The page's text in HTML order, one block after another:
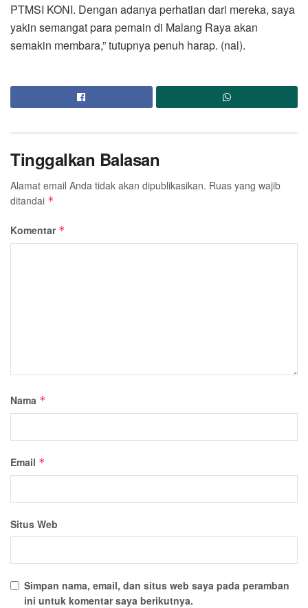
PTMSI KONI. Dengan adanya perhatian dari mereka, saya
yakin semangat para pemain di Malang Raya akan
semakin membara,” tutupnya penuh harap. (nal).
Tinggalkan Balasan
Alamat email Anda tidak akan dipublikasikan. Ruas yang wajib
ditandai *
Komentar *
Nama *
Email *
Situs Web
Simpan nama, email, dan situs web saya pada peramban
ini untuk komentar saya berikutnya.